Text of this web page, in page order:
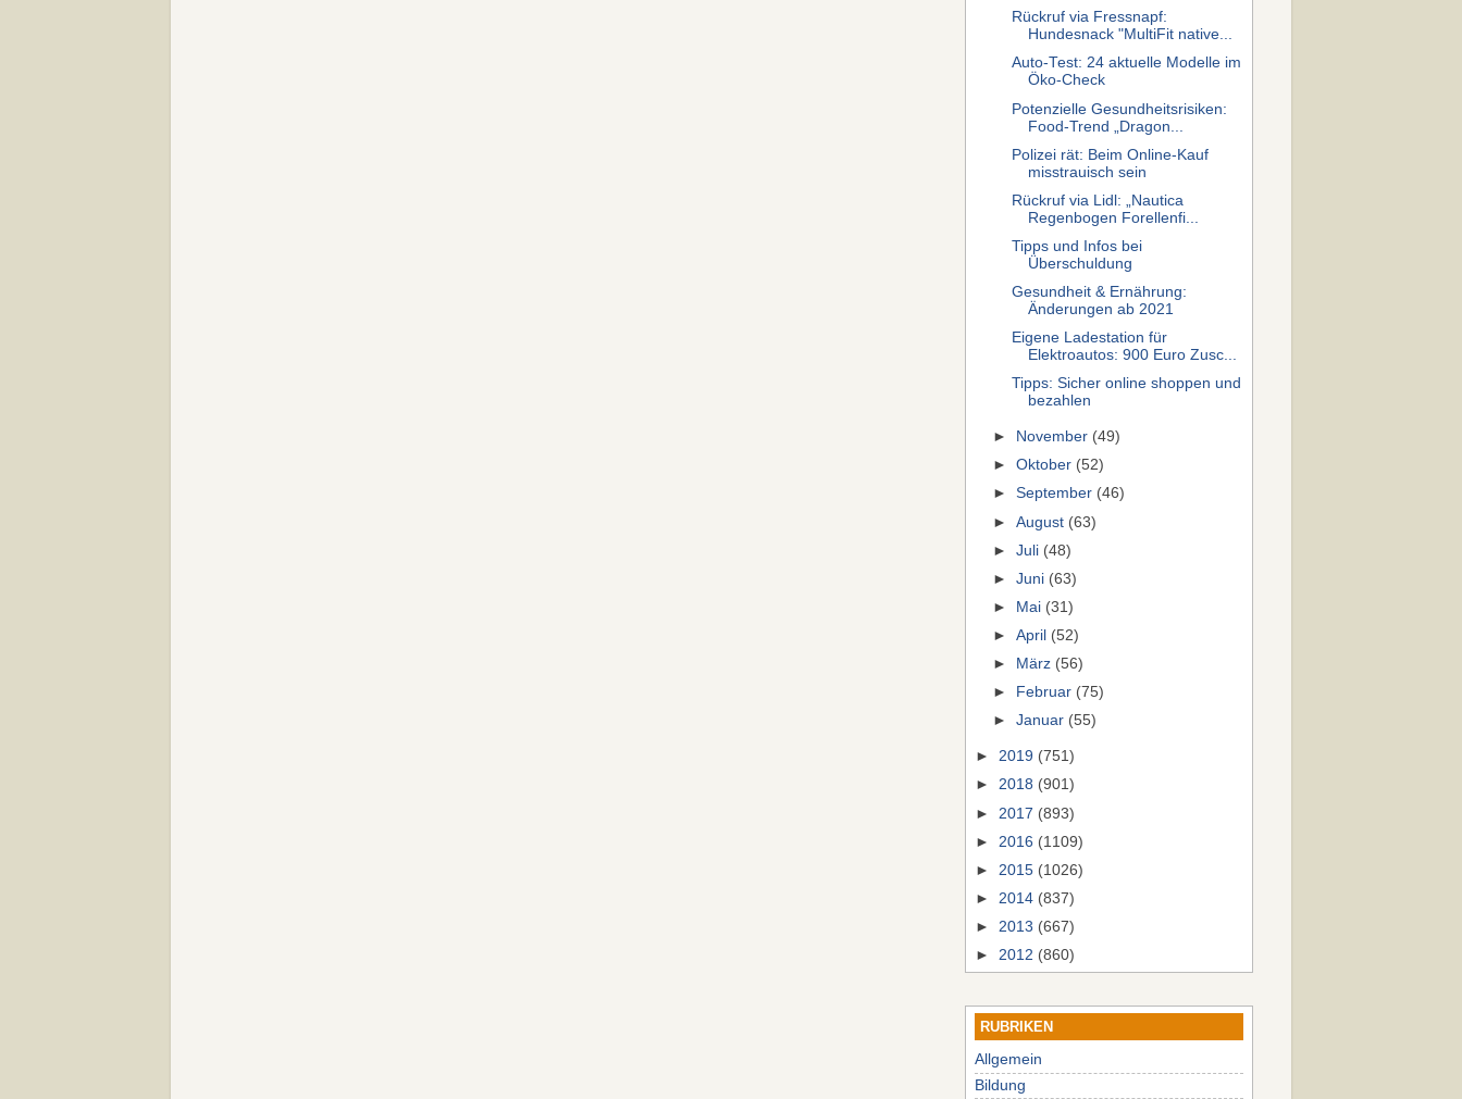
Rückruf via Fressnapf:
Hundesnack "MultiFit native...
Auto-Test: 24 aktuelle Modelle im
Öko-Check
Potenzielle Gesundheitsrisiken:
Food-Trend „Dragon...
Polizei rät: Beim Online-Kauf
misstrauisch sein
Rückruf via Lidl: „Nautica
Regenbogen Forellenfi...
Tipps und Infos bei
Überschuldung
Gesundheit & Ernährung:
Änderungen ab 2021
Eigene Ladestation für
Elektroautos: 900 Euro Zusc...
Tipps: Sicher online shoppen und
bezahlen
► November (49)
►Oktober (52)
►September (46)
►August (63)
►Juli (48)
►Juni (63)
►
Mai (31)
►April (52)
►
März (56)
►
Februar (75)
►Januar (55)
► 2019 (751)
► 2018 (901)
► 2017 (893)
► 2016 (1109)
► 2015 (1026)
► 2014 (837)
► 2013 (667)
► 2012 (860)
RUBRIKEN
Allgemein
Bildung